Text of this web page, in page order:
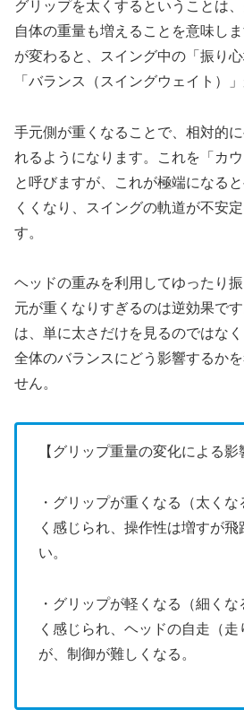
グリップを太くするということは
自体の重量も増えることを意味し
が変わると、スイング中の「振り
「バランス（スイングウェイト）
手元側が重くなることで、相対的
れるようになります。これを「カ
と呼びますが、これが極端になる
くくなり、スイングの軌道が不安
す。
ヘッドの重みを利用してゆったり
元が重くなりすぎるのは逆効果で
は、単に太さだけを見るのではな
全体のバランスにどう影響するか
せん。
【グリップ重量の変化による影
・グリップが重くなる（太く
く感じられ、操作性は増すが飛
い。
・グリップが軽くなる（細く
く感じられ、ヘッドの自走（
が、制御が難しくなる。